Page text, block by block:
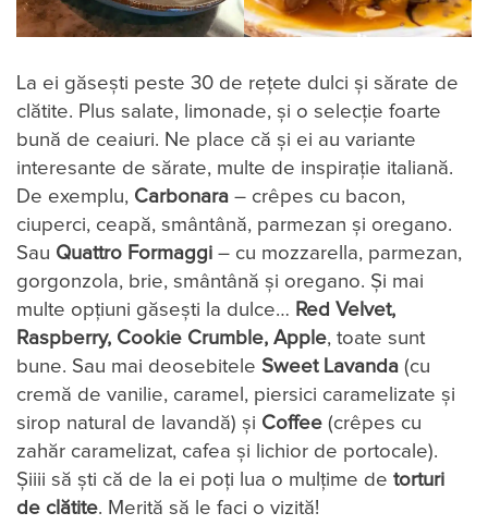
La ei găsești peste 30 de rețete dulci și sărate de
clătite. Plus salate, limonade, și o selecție foarte
bună de ceaiuri. Ne place că și ei au variante
interesante de sărate, multe de inspirație italiană.
De exemplu, Carbonara – crêpes cu bacon,
ciuperci, ceapă, smântână, parmezan și oregano.
Sau Quattro Formaggi – cu mozzarella, parmezan,
gorgonzola, brie, smântână și oregano. Și mai
multe opțiuni găsești la dulce… Red Velvet,
Raspberry, Cookie Crumble, Apple, toate sunt
bune. Sau mai deosebitele Sweet Lavanda (cu
cremă de vanilie, caramel, piersici caramelizate și
sirop natural de lavandă) și Coffee (crêpes cu
zahăr caramelizat, cafea și lichior de portocale).
Șiiii să ști că de la ei poți lua o mulțime de torturi
de clătite. Merită să le faci o vizită!